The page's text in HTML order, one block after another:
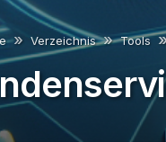
Verzeichnis Tools